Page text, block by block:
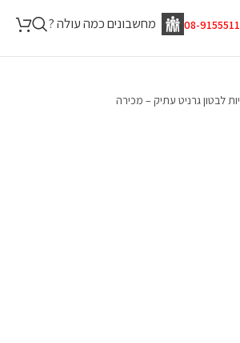
08-9155511 מחשבונים כמה עולה ?